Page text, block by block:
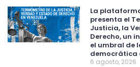
La
presenta el
Justicia, la
Derecho, un
el umbral de
democrática
6 agosto, 2026